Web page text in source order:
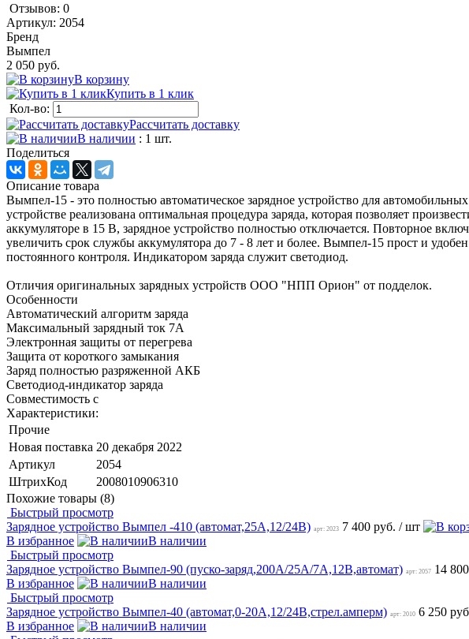
Отзывов: 0
Артикул: 2054
Бренд
Вымпел
2 050 руб.
В корзину
Купить в 1 клик
Кол-во:
Рассчитать доставку
В наличии : 1 шт.
Поделиться
Описание товара
Вымпел-15 - это полностью автоматическое зарядное устройство для
устройстве реализована оптимальная процедура заряда, которая позволяет
аккумуляторе в 15 В, зарядное устройство полностью отключается. Повторное
увеличить срок службы аккумулятора до 7 - 8 лет и более. Вымпел-15 прост и
постоянного контроля. Индикатором заряда служит светодиод.
Отличия оригинальных зарядных устройств ООО "НПП Орион" от подделок.
Особенности
Автоматический алгоритм заряда
Максимальный зарядный ток 7А
Электронная защиты от перегрева
Защита от короткого замыкания
Заряд полностью разряженной АКБ
Светодиод-индикатор заряда
Совместимость с
Характеристики:
Прочие
Новая поставка 20 декабря 2022
Артикул
2054
ШтрихКод
2008010906310
Похожие товары (8)
Быстрый просмотр
Зарядное устройство Вымпел -410 (автомат,25А,12/24В) арт: 2023 7 400 руб. / шт
В избранное
В наличии
Быстрый просмотр
Зарядное устройство Вымпел-90 (пуско-заряд,200А/25А/7А,12В,автомат) арт: 2057 14
В избранное
В наличии
Быстрый просмотр
Зарядное устройство Вымпел-40 (автомат,0-20А,12/24В,стрел.амперм) арт: 2010 6 250
В избранное
В наличии